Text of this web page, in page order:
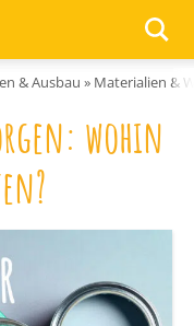
& Ausbau » Materialien &
wohin